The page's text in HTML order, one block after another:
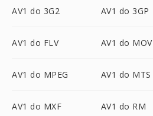
AV1 do 3G2 AV1 do 3GP
AV1 do FLV AV1 do MOV
AV1 do MPEG AV1 do MTS
AV1 do MXF AV1 do RM